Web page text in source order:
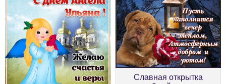
Славная открытка